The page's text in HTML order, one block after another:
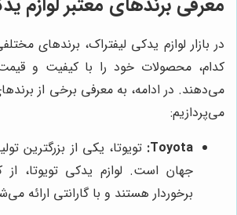
در بازار لوازم یدکی لیفتراک، برندهای
کدام، محصولات خود را با کیفیت و
می‌دهند. در ادامه، به معرفی برخی از
می‌پردازیم:
Toyota: تویوتا، یکی از بزرگترین
جهان است. لوازم یدکی تویوتا، از
برخوردار هستند و با گارانتی ارائه